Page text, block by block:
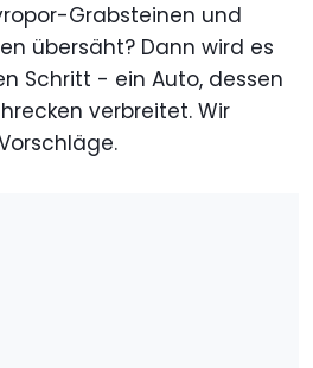
Grabsteinen und
übersäht? Dann wird es
Schritt - ein Auto, dessen
verbreitet. Wir